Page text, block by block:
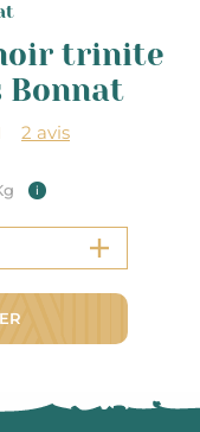
trinite
Bonnat
2 avis
i